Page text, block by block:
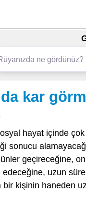
kar
hayat içinde
sonucu
geçireceğine,
uzun
kişinin haneden